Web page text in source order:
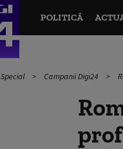
POLITICĂ
Special Campanii Digi24